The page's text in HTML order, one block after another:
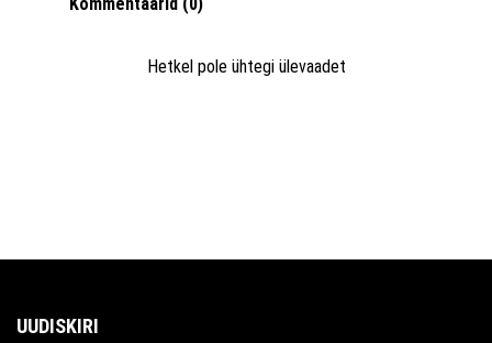
Hetkel pole ühtegi ülevaadet
UUDISKIRI